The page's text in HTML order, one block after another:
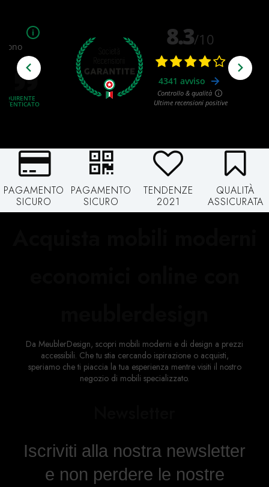
PAGAMENTO
SICURO
PAGAMENTO
SICURO
TENDENZE
2021
QUALITÀ
ASSICURATA
Da MeublerDesign, scopri mobili moderni e di design a prezzi
accessibili. Che tu stia cercando ispirazione o acquisti,
speriamo che ti piaccia la tua esperienza mentre visiti il ​​nostro
negozio di mobili specializzato.
Iscriviti alla nostra newsletter
e non perdere le nostre